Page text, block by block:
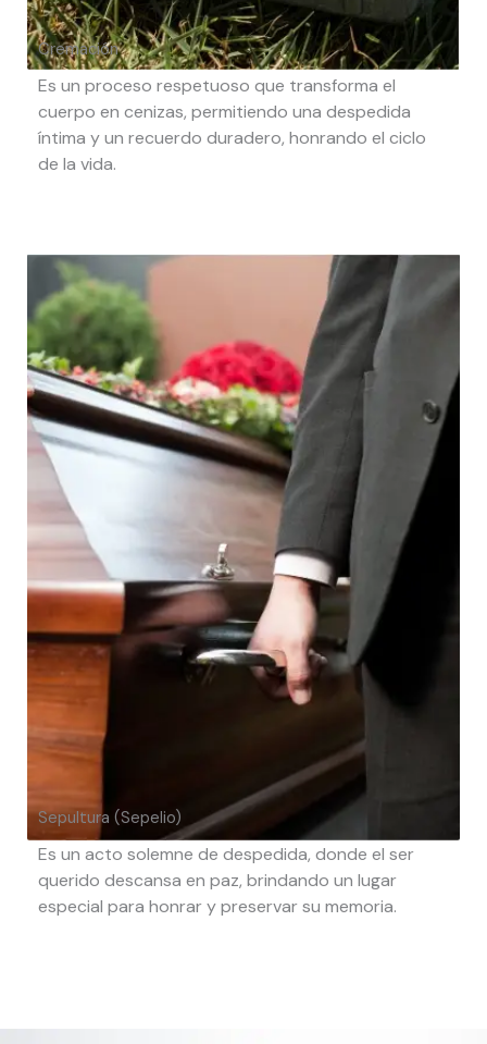
Cremación
Es un proceso respetuoso que transforma el
cuerpo en cenizas, permitiendo una despedida
íntima y un recuerdo duradero, honrando el ciclo
de la vida.
Sepultura (Sepelio)
Es un acto solemne de despedida, donde el ser
querido descansa en paz, brindando un lugar
especial para honrar y preservar su memoria.